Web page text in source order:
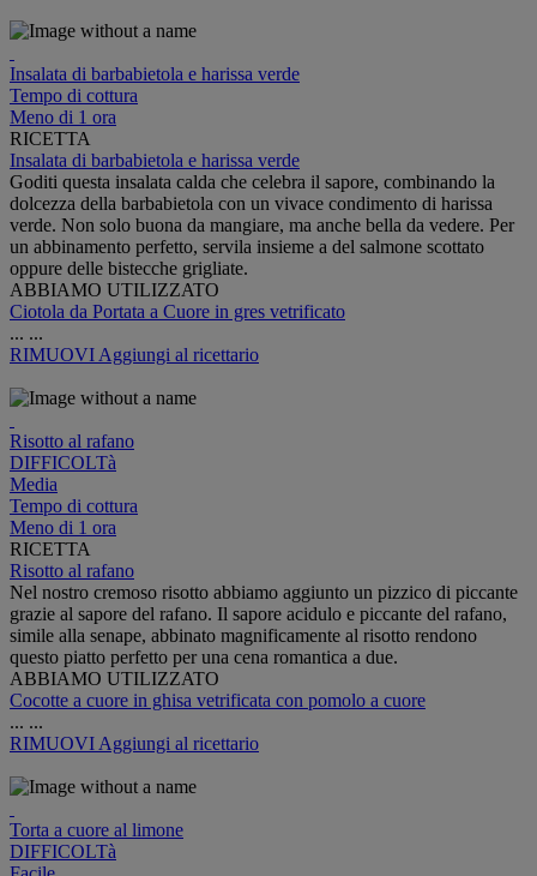
Insalata di barbabietola e harissa verde
Tempo di cottura
Meno di 1 ora
RICETTA
Insalata di barbabietola e harissa verde
Goditi questa insalata calda che celebra il sapore, combinando la
dolcezza della barbabietola con un vivace condimento di harissa
verde. Non solo buona da mangiare, ma anche bella da vedere. Per
un abbinamento perfetto, servila insieme a del salmone scottato
oppure delle bistecche grigliate.
ABBIAMO UTILIZZATO
Ciotola da Portata a Cuore in gres vetrificato
... ...
RIMUOVI Aggiungi al ricettario
Risotto al rafano
DIFFICOLTà
Media
Tempo di cottura
Meno di 1 ora
RICETTA
Risotto al rafano
Nel nostro cremoso risotto abbiamo aggiunto un pizzico di piccante
grazie al sapore del rafano. Il sapore acidulo e piccante del rafano,
simile alla senape, abbinato magnificamente al risotto rendono
questo piatto perfetto per una cena romantica a due.
ABBIAMO UTILIZZATO
Cocotte a cuore in ghisa vetrificata con pomolo a cuore
... ...
RIMUOVI Aggiungi al ricettario
Torta a cuore al limone
DIFFICOLTà